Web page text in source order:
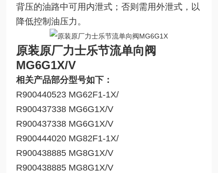
背压的油路中可用内泄式；否则需用外泄式，以
降低控制油压力。
原装原厂力士乐节流单向阀
MG6G1X/V
相关产品部分型号如下：
R900440523 MG62F1-1X/
R900437338 MG6G1X/V
R900437338 MG6G1X/V
R900444020 MG82F1-1X/
R900438885 MG8G1X/V
R900438885 MG8G1X/V